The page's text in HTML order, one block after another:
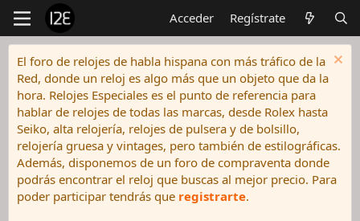
Acceder Regístrate
El foro de relojes de habla hispana con más tráfico de la
Red, donde un reloj es algo más que un objeto que da la
hora. Relojes Especiales es el punto de referencia para
hablar de relojes de todas las marcas, desde Rolex hasta
Seiko, alta relojería, relojes de pulsera y de bolsillo,
relojería gruesa y vintages, pero también de estilográficas.
Además, disponemos de un foro de compraventa donde
podrás encontrar el reloj que buscas al mejor precio. Para
poder participar tendrás que registrarte.